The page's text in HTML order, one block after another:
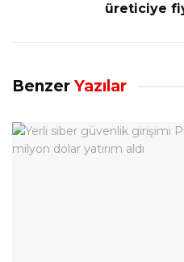
üreticiye
Benzer Yazılar